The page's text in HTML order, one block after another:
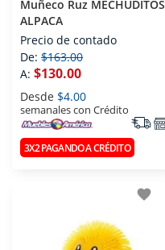
Muñeco Ruz MECHUDITOS
ALPACA
Precio de contado
De: $163.00
A: $130.00
Desde $4.00
semanales con Crédito
3X2 PAGANDO A CRÉDITO
favorite